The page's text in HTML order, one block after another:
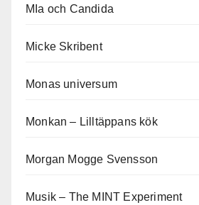
MIa och Candida
Micke Skribent
Monas universum
Monkan – Lilltäppans kök
Morgan Mogge Svensson
Musik – The MINT Experiment